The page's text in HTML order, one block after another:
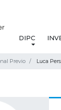
DIPC
Previo Luca